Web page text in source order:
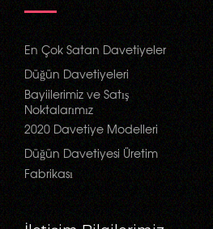
En Çok Satan Davetiyeler
Düğün Davetiyeleri
Bayiilerimiz ve Satış
Noktalarımız
2020 Davetiye Modelleri
Düğün Davetiyesi Üretim
Fabrikası